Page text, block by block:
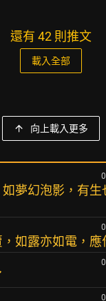
還有 42 則推文
載入全部
向上載入更多
夢幻泡影，有生
，如露亦如電，